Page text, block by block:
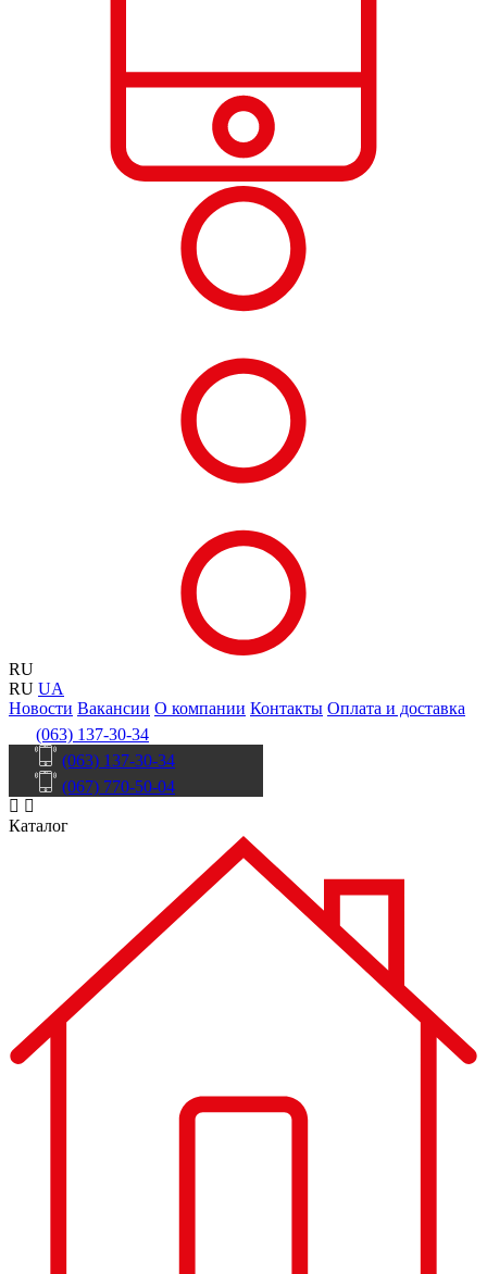
RU
RU UA
Новости Вакансии О компании Контакты Оплата и доставка
(063) 137-30-34
(063) 137-30-34
(067) 770-50-04
Каталог